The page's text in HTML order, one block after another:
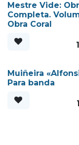
Mestre Vide:
Completa.
Obra Coral
Muiñeira
Para banda